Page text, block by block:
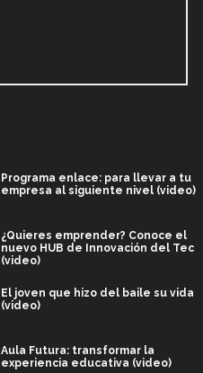
Programa enlace: para llevar a tu
empresa al siguiente nivel (video)
¿Quieres emprender? Conoce el
nuevo HUB de Innovación del Tec
(video)
El joven que hizo del baile su vida
(video)
Aula Futura: transformar la
experiencia educativa (video)